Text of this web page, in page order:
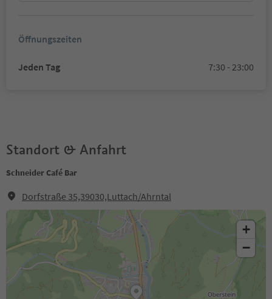
Öffnungszeiten
Jeden Tag 7:30 - 23:00
Standort & Anfahrt
Schneider Café Bar
Dorfstraße 35,39030,Luttach/Ahrntal
+
−